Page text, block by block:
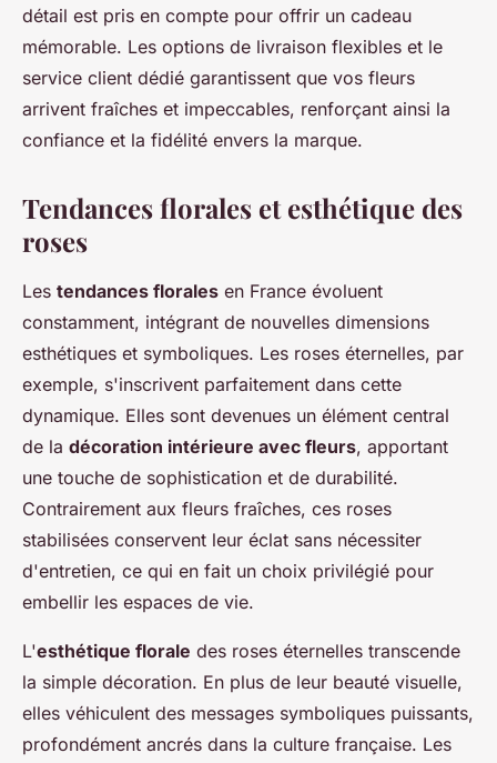
détail est pris en compte pour offrir un cadeau
mémorable. Les options de livraison flexibles et le
service client dédié garantissent que vos fleurs
arrivent fraîches et impeccables, renforçant ainsi la
confiance et la fidélité envers la marque.
Tendances florales et esthétique des
roses
Les tendances florales en France évoluent
constamment, intégrant de nouvelles dimensions
esthétiques et symboliques. Les roses éternelles, par
exemple, s'inscrivent parfaitement dans cette
dynamique. Elles sont devenues un élément central
de la décoration intérieure avec fleurs, apportant
une touche de sophistication et de durabilité.
Contrairement aux fleurs fraîches, ces roses
stabilisées conservent leur éclat sans nécessiter
d'entretien, ce qui en fait un choix privilégié pour
embellir les espaces de vie.
L'esthétique florale des roses éternelles transcende
la simple décoration. En plus de leur beauté visuelle,
elles véhiculent des messages symboliques puissants,
profondément ancrés dans la culture française. Les